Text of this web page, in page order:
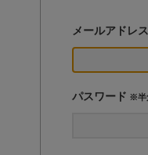
メールアドレス
パスワード ※半